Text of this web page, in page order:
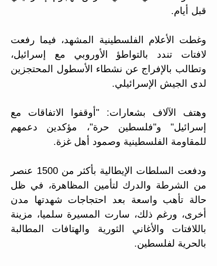
قبل أيام.
وغطت الأعلام الفلسطينية المشهد، فيما رفعت
لافتات تندد بالتواطؤ الأوروبي مع إسرائيل،
وتطالب بالإفراج عن نشطاء الأسطول المحتجزين
لدى الجيش الإسرائيلي.
وهتف الآلاف بشعارات: "أوقفوا الاتفاقات مع
إسرائيل" و"فلسطين حرة"، مؤكدين دعمهم
للمقاومة الفلسطينية وصمود أهل غزة.
ودفعت السلطات الإيطالية بأكثر من 1500 عنصر
من الشرطة والدرك لتأمين المظاهرة، في ظل
حالة تأهب واسعة بعد احتجاجات شهدتها مدن
أخرى، ورغم ذلك، سارت المسيرة سلميا، مزينة
باللافتات والأغاني الثورية والهتافات المطالبة
بالحرية لفلسطين.